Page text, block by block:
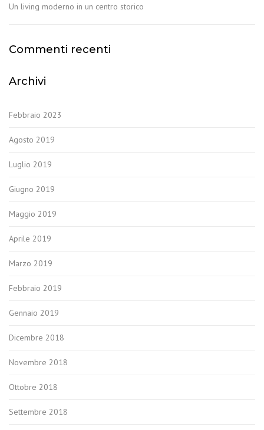
Un living moderno in un centro storico
Commenti recenti
Archivi
Febbraio 2023
Agosto 2019
Luglio 2019
Giugno 2019
Maggio 2019
Aprile 2019
Marzo 2019
Febbraio 2019
Gennaio 2019
Dicembre 2018
Novembre 2018
Ottobre 2018
Settembre 2018